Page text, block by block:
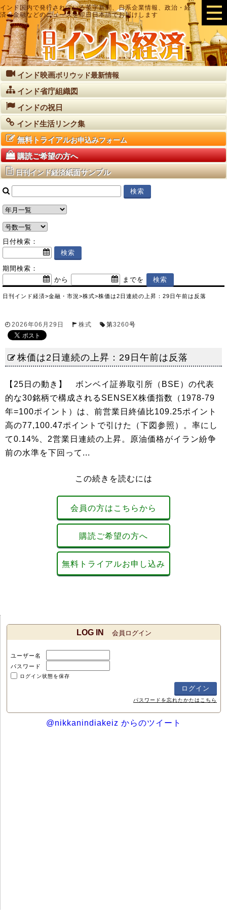
インド国内で発行されている英字新聞、日系企業情報、政治・経
済・金融などのニュースを即日日本語でお届けします
インド映画ボリウッド最新情報
インド省庁組織図
インドの祝日
インド生活リンク集
無料トライアルお申込みフォーム
購読ご希望の方へ
日刊インド経済紙面サンプル
日付検索：
期間検索：
から
までを
日刊インド経済>金融・市況 >株式>株価は2日連続の上昇：29日午前は反落
2026年06月29日 株式 第3260号
株価は2日連続の上昇：29日午前は反落
【25日の動き】 ボンベイ証券取引所（BSE）の代表
的な30銘柄で構成されるSENSEX株価指数（1978-79
年=100ポイント）は、前営業日終値比109.25ポイント
高の77,100.47ポイントで引けた（下図参照）。率にし
て0.14%、2営業日連続の上昇。原油価格がイラン紛争
前の水準を下回って...
この続きを読むには
会員の方はこちらから
購読ご希望の方へ
無料トライアルお申し込み
LOG IN 会員ログイン
ユーザー名
パスワード
ログイン状態を保存
パスワードを忘れたかたはこちら
@nikkanindiakeiz からのツイート